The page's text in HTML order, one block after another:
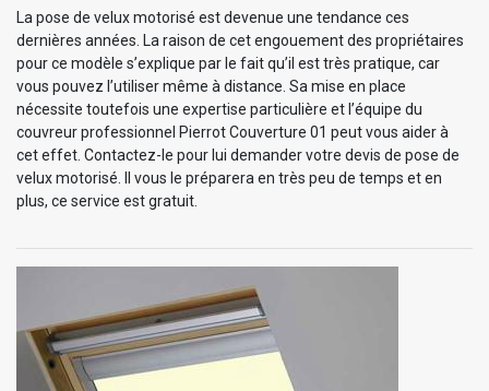
La pose de velux motorisé est devenue une tendance ces
dernières années. La raison de cet engouement des propriétaires
pour ce modèle s’explique par le fait qu’il est très pratique, car
vous pouvez l’utiliser même à distance. Sa mise en place
nécessite toutefois une expertise particulière et l’équipe du
couvreur professionnel Pierrot Couverture 01 peut vous aider à
cet effet. Contactez-le pour lui demander votre devis de pose de
velux motorisé. Il vous le préparera en très peu de temps et en
plus, ce service est gratuit.